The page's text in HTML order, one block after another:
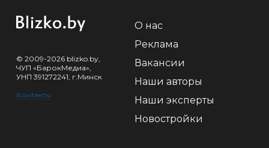
© 2009-2026 blizko.by,
ЧУП «БарокМедиа»,
УНП 391272241, г.Минск
Контакты
О нас
Реклама
Вакансии
Наши авторы
Наши эксперты
Новостройки